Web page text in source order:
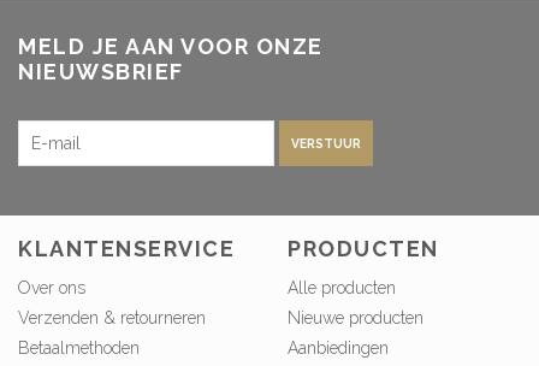
MELD JE AAN VOOR ONZE
NIEUWSBRIEF
VERSTUUR
KLANTENSERVICE
Over ons
Verzenden & retourneren
Betaalmethoden
PRODUCTEN
Alle producten
Nieuwe producten
Aanbiedingen